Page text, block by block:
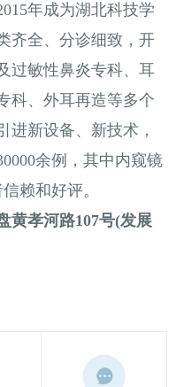
年成为湖北科技学
齐全、分诊细致，开
过敏性鼻炎专科、耳
科、外耳再造等多个
进新设备、新技术，
余例，其中内窥镜
赖和好评。
黄孝河路107号(发展